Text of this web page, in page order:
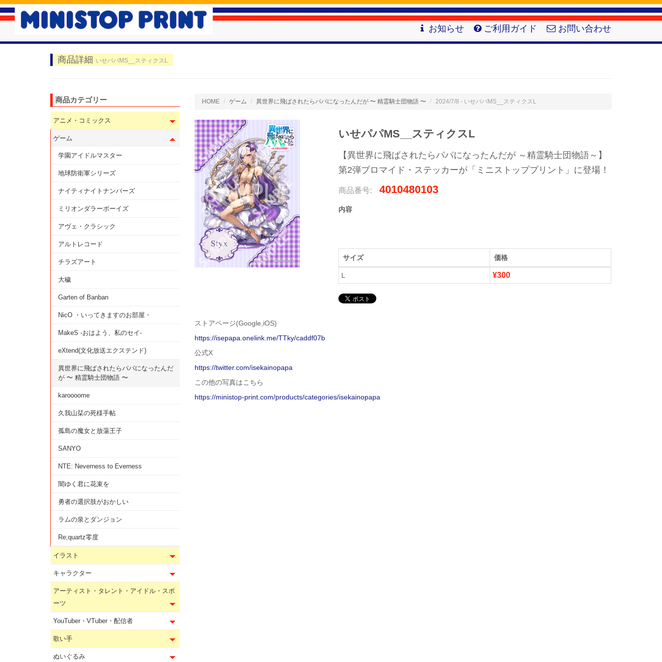
お知らせ ご利用ガイド お問い合わせ
商品詳細 いせパパMS__スティクスL
HOME ゲーム 異世界に飛ばされたらパパになったんだが 〜 精霊騎士団物語 〜 2024/7/8 - いせパパMS__スティクスL
いせパパMS__スティクスL
【異世界に飛ばされたらパパになったんだが ～精霊騎士団物語～】
第2弾ブロマイド・ステッカーが「ミニストッププリント」に登場！
商品番号: 4010480103
内容
サイズ 価格
L ¥300
ストアページ(Google,iOS)
https://isepapa.onelink.me/TTky/caddf07b
公式X
https://twitter.com/isekainopapa
この他の写真はこちら
https://ministop-print.com/products/categories/isekainopapa
商品カテゴリー
アニメ・コミックス
ゲーム
学園アイドルマスター
地球防衛軍シリーズ
ナイティナイトナンバーズ
ミリオンダラーボーイズ
アヴェ・クラシック
アルトレコード
チラズアート
大穢
Garten of Banban
NicO ・いってきますのお部屋・
MakeS -おはよう、私のセイ-
eXtend(文化放送エクステンド)
異世界に飛ばされたらパパになったんだ
が 〜 精霊騎士団物語 〜
karoooome
久我山栞の死様手帖
孤島の魔女と放蕩王子
SANYO
NTE: Neverness to Everness
闇ゆく君に花束を
勇者の選択肢がおかしい
ラムの泉とダンジョン
Re;quartz零度
イラスト
キャラクター
アーティスト・タレント・アイドル・スポ
ーツ
YouTuber・VTuber・配信者
歌い手
ぬいぐるみ